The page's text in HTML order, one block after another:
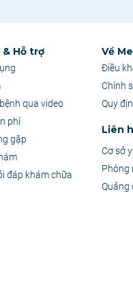
Hỗ trợ
qua video
phí
gặp
đáp khám chữa
Về
Điều
Chính
Quy
Liên
Cơ sở
Phòng
Quảng